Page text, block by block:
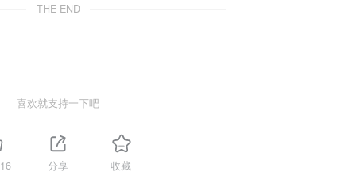
THE END
喜欢就支持一下吧
16 分享 收藏